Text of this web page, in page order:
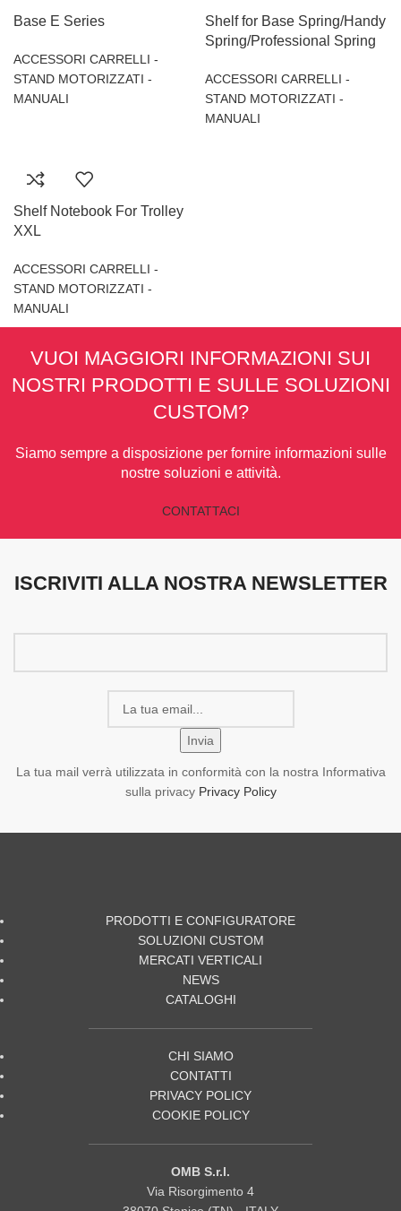
Base E Series
ACCESSORI CARRELLI -
STAND MOTORIZZATI -
MANUALI
Shelf for Base Spring/Handy
Spring/Professional Spring
ACCESSORI CARRELLI -
STAND MOTORIZZATI -
MANUALI
Shelf Notebook For Trolley
XXL
ACCESSORI CARRELLI -
STAND MOTORIZZATI -
MANUALI
VUOI MAGGIORI INFORMAZIONI SUI
NOSTRI PRODOTTI E SULLE SOLUZIONI
CUSTOM?
Siamo sempre a disposizione per fornire informazioni sulle
nostre soluzioni e attività.
CONTATTACI
ISCRIVITI ALLA NOSTRA NEWSLETTER
La tua mail verrà utilizzata in conformità con la nostra Informativa
sulla privacy Privacy Policy
PRODOTTI E CONFIGURATORE
SOLUZIONI CUSTOM
MERCATI VERTICALI
NEWS
CATALOGHI
CHI SIAMO
CONTATTI
PRIVACY POLICY
COOKIE POLICY
OMB S.r.l.
Via Risorgimento 4